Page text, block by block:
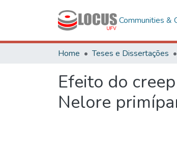
Communities &
Home Teses e Dissertações
Efeito do
Nelore